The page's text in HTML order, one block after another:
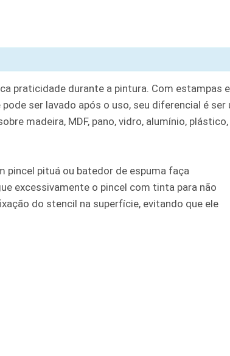
praticidade durante a pintura. Com estampas e
ser lavado após o uso, seu diferencial é ser
madeira, MDF, pano, vidro, alumínio, plástico,
pincel pituá ou batedor de espuma faça
excessivamente o pincel com tinta para não
do stencil na superfície, evitando que ele